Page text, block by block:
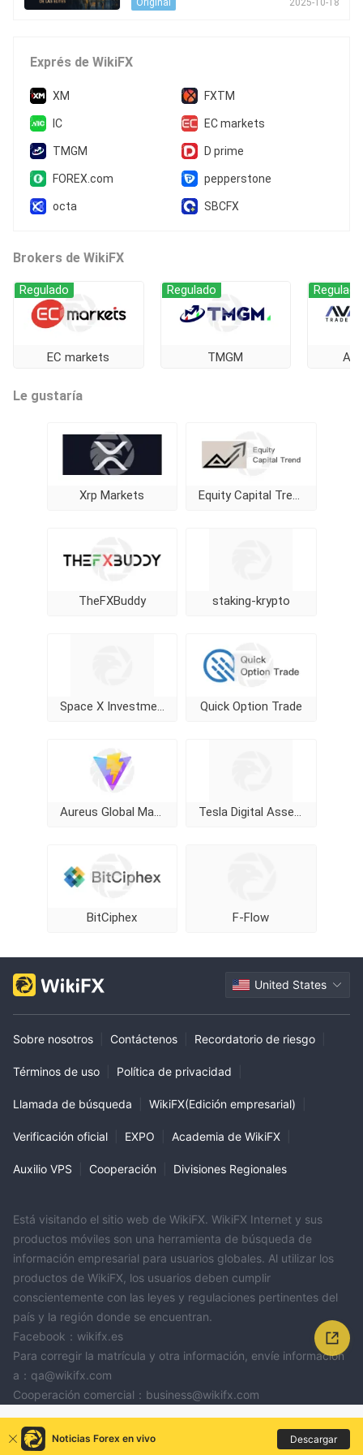
Original
Exprés de WikiFX
XM FXTM
IC EC markets
TMGM D prime
FOREX.com pepperstone
octa SBCFX
Brokers de WikiFX
EC markets
Regulado
TMGM
Regulado Regulado
Le gustaría
Xrp Markets Equity Capital Trend
TheFXBuddy staking-krypto
Space X Investment Quick Option Trade
Aureus Global Markets Limited Tesla Digital Assets
BitCiphex F-Flow
United States
Sobre nosotros Contáctenos Recordatorio de riesgo
Términos de uso Política de privacidad
Llamada de búsqueda WikiFX(Edición empresarial)
Verificación oficial EXPO Academia de WikiFX
Auxilio VPS Cooperación Divisiones Regionales
Está visitando el sitio web de WikiFX. WikiFX Internet y sus
productos móviles son una herramienta de búsqueda de
información empresarial para usuarios globales. Al utilizar los
productos de WikiFX, los usuarios deben cumplir
conscientemente con las leyes y regulaciones pertinentes del
país y la región donde se encuentran.
Facebook：wikifx.es
Para corregir la matrícula y otra información, envíe información
a：qa@wikifx.com
Cooperación comercial：business@wikifx.com
Noticias Forex en vivo Descargar